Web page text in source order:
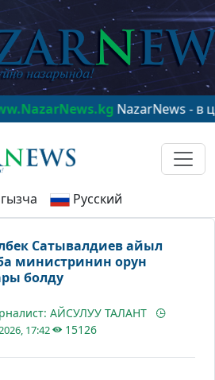
NazarNews - в
Русский
Сатывалдиев айыл
министринин орун
болду
АЙСУЛУУ ТАЛАНТ
17:42 15126